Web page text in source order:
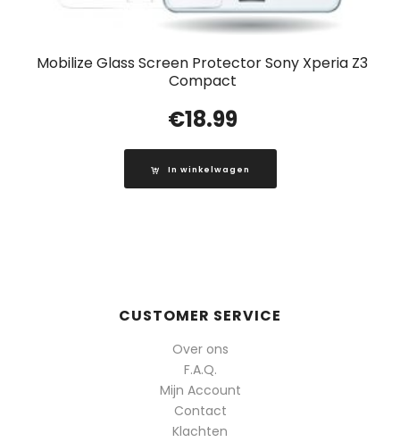
Mobilize Glass Screen Protector Sony Xperia Z3
Compact
€18.99
In winkelwagen
CUSTOMER SERVICE
Over ons
F.A.Q.
Mijn Account
Contact
Klachten